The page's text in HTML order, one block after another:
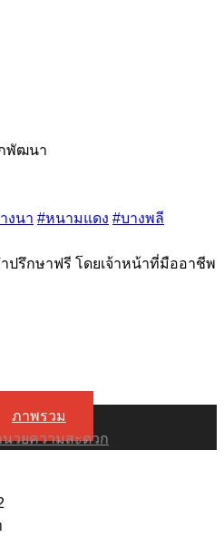
พัฒนา
งนา #หนามแดง #บางพลี
ปรึกษาฟรี โดยเจ้าหน้าที่มืออาชีพ
ภาพรวม
นวยความสะดวก